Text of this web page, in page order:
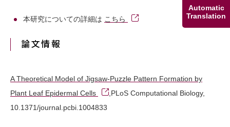
Automatic
Translation
本研究についての詳細は こちら
論文情報
A Theoretical Model of Jigsaw-Puzzle Pattern Formation by
Plant Leaf Epidermal Cells
,PLoS Computational Biology,
10.1371/journal.pcbi.1004833